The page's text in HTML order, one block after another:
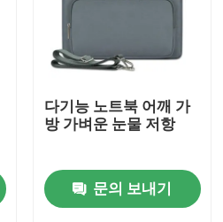
다기능 노트북 어깨 가
방 가벼운 눈물 저항
문의 보내기